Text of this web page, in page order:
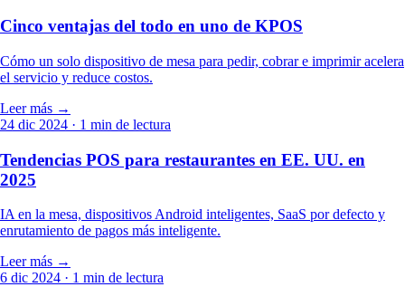
Cinco ventajas del todo en uno de KPOS
Cómo un solo dispositivo de mesa para pedir, cobrar e imprimir acelera
el servicio y reduce costos.
Leer más →
24 dic 2024 · 1 min de lectura
Tendencias POS para restaurantes en EE. UU. en
2025
IA en la mesa, dispositivos Android inteligentes, SaaS por defecto y
enrutamiento de pagos más inteligente.
Leer más →
6 dic 2024 · 1 min de lectura